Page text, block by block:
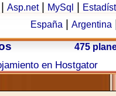
Asp.net| MySql
España
Argentina
475
en Hostgator